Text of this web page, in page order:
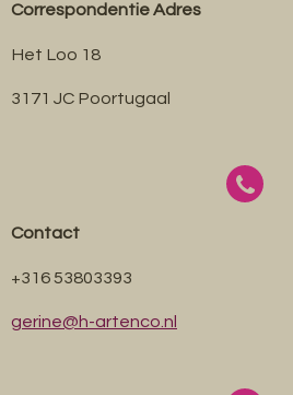
Correspondentie Adres
Het Loo 18
3171 JC Poortugaal
Contact
+316 53803393
gerine@h-artenco.nl